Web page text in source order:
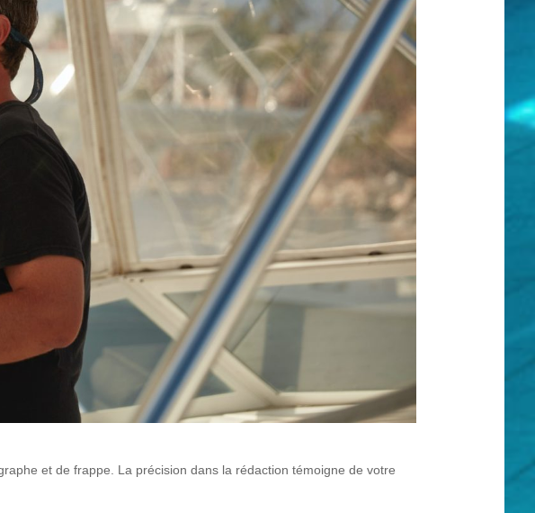
et de frappe. La précision dans la rédaction témoigne de votre